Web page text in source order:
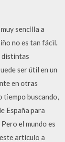
sencilla a
no es tan fácil.
distintas
ser útil en un
en otras
tiempo buscando,
España para
el mundo es
artí­culo a